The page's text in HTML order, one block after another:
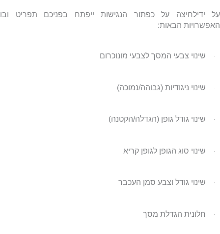
על ידילחיצה על כפתור הנגישות ייפתח בפניכם תפריט ובו
האפשרויות הבאות:
· שינוי צבעי המסך לצבעי מונוכרום
· שינוי ניגודיות (גבוהה/נמוכה)
· שינוי גודל גופן (הגדלה/הקטנה)
· שינוי סוג הגופן לגופן קריא
· שינוי גודל וצבע סמן העכבר
· חלונית הגדלת מסך